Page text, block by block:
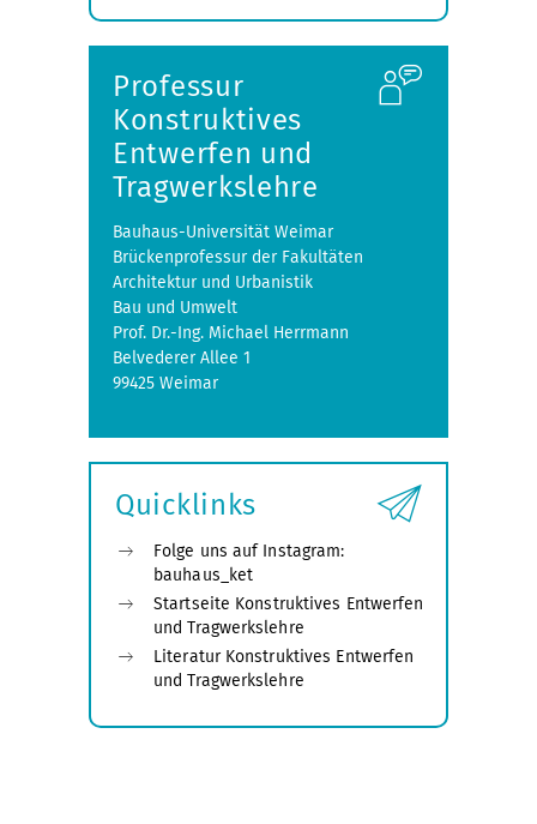
öffnen
Professur
Konstruktives
Entwerfen und
Tragwerkslehre
Bauhaus-Universität Weimar
Brückenprofessur der Fakultäten
Architektur und Urbanistik
Bau und Umwelt
Prof. Dr.-Ing. Michael Herrmann
Belvederer Allee 1
99425 Weimar
Quicklinks
Folge uns auf Instagram:
bauhaus_ket
Startseite Konstruktives Entwerfen
und Tragwerkslehre
Literatur Konstruktives Entwerfen
und Tragwerkslehre